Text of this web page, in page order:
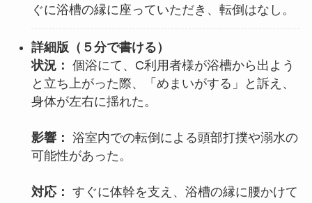
ぐに浴槽の縁に座っていただき、転倒はなし。
詳細版（ ５分で書ける）
状況： 個浴にて、C利用者様が浴槽から出よう
と立ち上がった際、「めまいがする」と訴え、
身体が左右に揺れた。
影響： 浴室内での転倒による頭部打撲や溺水の
可能性があった。
対応： すぐに体幹を支え、浴槽の縁に腰かけて